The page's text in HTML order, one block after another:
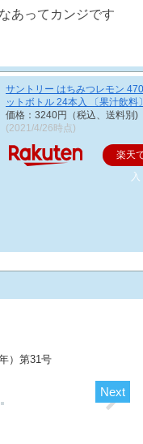
あってカンジです
サントリー はちみつレモン
ットボトル 24本入 〔果汁飲料
価格：3240円（税込、送料別)
(2021/4/26時点)
楽天
入
）第31号